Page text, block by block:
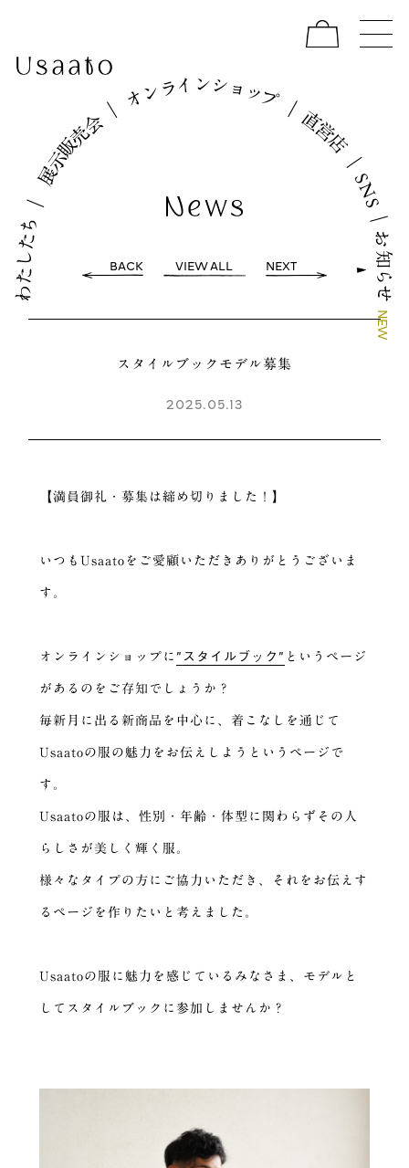
わ
た
し
た
ち
｜
展
示
販売会
｜ オンライ ンショ ップ ｜直営
店
｜
S
N
S
｜
N
E
W
お
知
ら
せ
BACK VIEW ALL NEXT
スタイルブックモデル募集
2025.05.13
【満員御礼・募集は締め切りました！】
いつもUsaatoをご愛顧いただきありがとうございま
す。
オンラインショップに ”スタイルブック” というページ
があるのをご存知でしょうか？
毎新月に出る新商品を中心に、着こなしを通じて
Usaatoの服の魅力をお伝えしようというページで
す。
Usaatoの服は、性別・年齢・体型に関わらずその人
らしさが美しく輝く服。
様々なタイプの方にご協力いただき、それをお伝えす
るページを作りたいと考えました。
Usaatoの服に魅力を感じているみなさま、モデルと
してスタイルブックに参加しませんか？